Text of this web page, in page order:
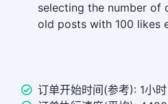
selecting the number of
old posts with 100 likes
订单开始时间(参考): 1小时